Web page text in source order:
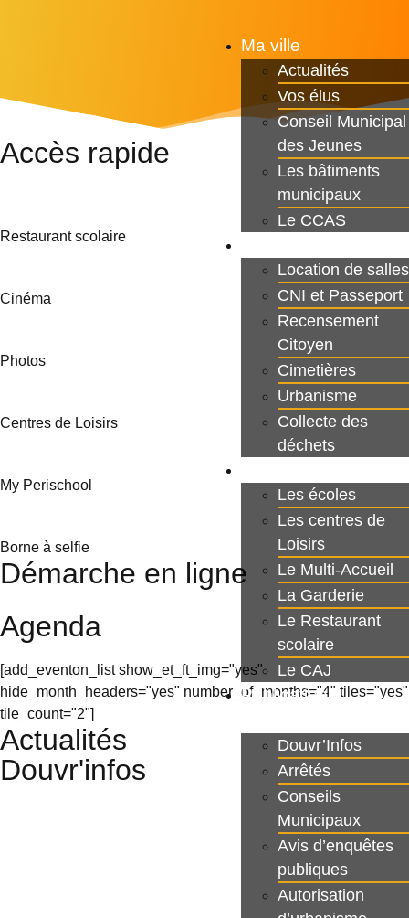
Ma ville
Actualités
Vos élus
Conseil Municipal
des Jeunes
Les bâtiments
municipaux
Le CCAS
Location de salles
CNI et Passeport
Recensement
Citoyen
Cimetières
Urbanisme
Collecte des
déchets
Les écoles
Les centres de
Loisirs
Le Multi-Accueil
La Garderie
Le Restaurant
scolaire
Le CAJ
Publications
Douvr’Infos
Arrêtés
Conseils
Municipaux
Avis d’enquêtes
publiques
Autorisation
Accès rapide
Restaurant scolaire
Cinéma
Photos
Centres de Loisirs
My Perischool
Borne à selfie
Démarche en ligne
Agenda
[add_eventon_list show_et_ft_img="yes"
hide_month_headers="yes" number_of_months="4" tiles="yes"
tile_count="2"]
Actualités
Douvr'infos